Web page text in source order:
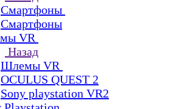
Смартфоны
Смартфоны
VR
Назад
Шлемы VR
OCULUS QUEST 2
Sony playstation VR2